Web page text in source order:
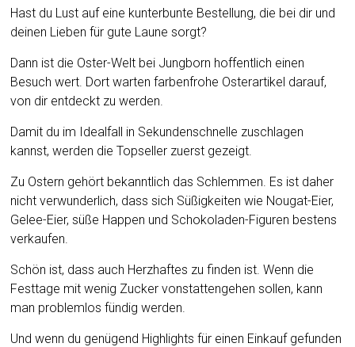
Hast du Lust auf eine kunterbunte Bestellung, die bei dir und
deinen Lieben für gute Laune sorgt?
Dann ist die Oster-Welt bei Jungborn hoffentlich einen
Besuch wert. Dort warten farbenfrohe Osterartikel darauf,
von dir entdeckt zu werden.
Damit du im Idealfall in Sekundenschnelle zuschlagen
kannst, werden die Topseller zuerst gezeigt.
Zu Ostern gehört bekanntlich das Schlemmen. Es ist daher
nicht verwunderlich, dass sich Süßigkeiten wie Nougat-Eier,
Gelee-Eier, süße Happen und Schokoladen-Figuren bestens
verkaufen.
Schön ist, dass auch Herzhaftes zu finden ist. Wenn die
Festtage mit wenig Zucker vonstattengehen sollen, kann
man problemlos fündig werden.
Und wenn du genügend Highlights für einen Einkauf gefunden